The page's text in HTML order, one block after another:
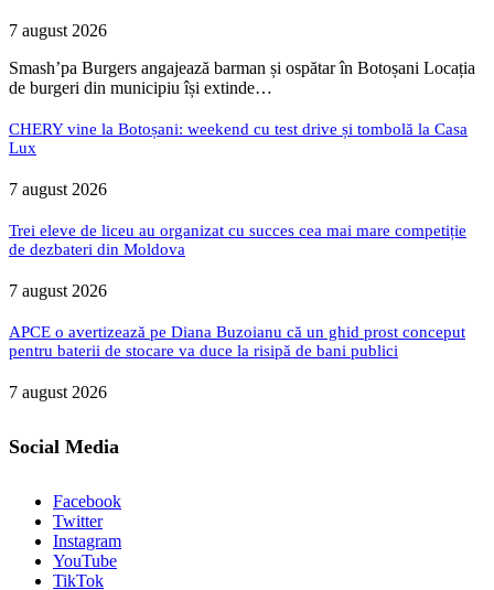
7 august 2026
Smash’pa Burgers angajează barman și ospătar în Botoșani Locația
de burgeri din municipiu își extinde…
CHERY vine la Botoșani: weekend cu test drive și tombolă la Casa
Lux
7 august 2026
Trei eleve de liceu au organizat cu succes cea mai mare competiție
de dezbateri din Moldova
7 august 2026
APCE o avertizează pe Diana Buzoianu că un ghid prost conceput
pentru baterii de stocare va duce la risipă de bani publici
7 august 2026
Social Media
Facebook
Twitter
Instagram
YouTube
TikTok